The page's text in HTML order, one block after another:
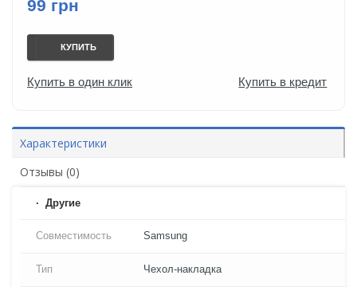
99 грн
КУПИТЬ
Купить в один клик Купить в кредит
Характеристики
Отзывы (0)
Другие
Совместимость Samsung
Тип Чехол-накладка